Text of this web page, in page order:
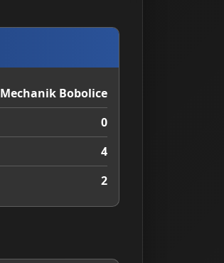
Mechanik Bobolice
0
4
2